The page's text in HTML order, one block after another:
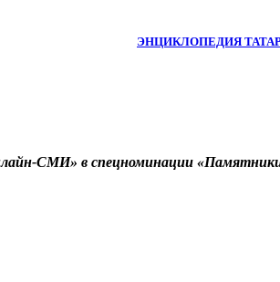
ЭНЦИКЛОПЕДИЯ
СМИ» в спецноминации